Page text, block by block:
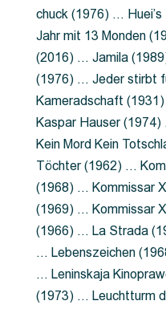
chuck (1976) …
Jahr mit 13 Monden
(2016) … Jamila
(1976) … Jeder stirbt
Kameradschaft
Kaspar Hauser
Kein Mord Kein
Töchter (1962) …
(1968) … Kommissar
(1969) … Kommissar
(1966) … La Strada
… Lebenszeichen
… Leninskaja
(1973) … Leuchtturm